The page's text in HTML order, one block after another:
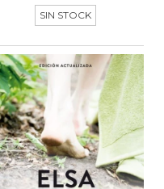
SIN STOCK